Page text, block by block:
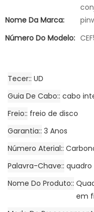
Nome Da Marca:
Número Do Modelo:
Tecer: UD
Guia De Cabo: cabo
Freio: freio de disco
Garantia: 3 Anos
Número Aterial:
Palavra-Chave:
Nome Do Produto:
em